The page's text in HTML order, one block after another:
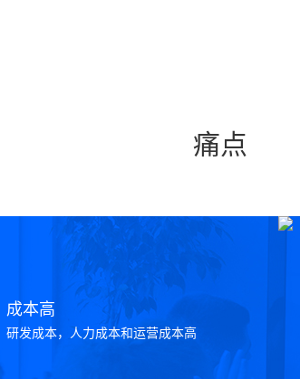
痛点
成本高
研发成本，人力成本和运营成本高